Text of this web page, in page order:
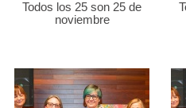
Todos los 25 son 25 de
noviembre